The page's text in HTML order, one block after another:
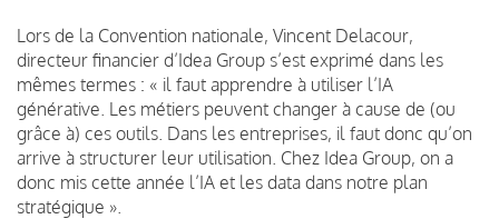
Lors de la Convention nationale, Vincent Delacour,
directeur financier d’Idea Group s’est exprimé dans les
mêmes termes : « il faut apprendre à utiliser l’IA
générative. Les métiers peuvent changer à cause de (ou
grâce à) ces outils. Dans les entreprises, il faut donc qu’on
arrive à structurer leur utilisation. Chez Idea Group, on a
donc mis cette année l’IA et les data dans notre plan
stratégique ».